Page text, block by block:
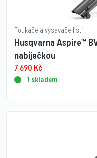
Foukače a vysavače listí
Husqvarna Aspire™
nabíječkou
7 690 Kč
1 skladem